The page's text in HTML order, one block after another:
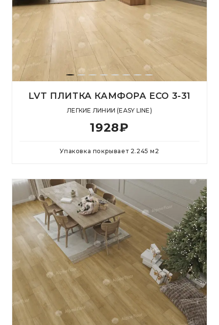
LVT ПЛИТКА КАМФОРА ЕСО 3-31
ЛЕГКИЕ ЛИНИИ (EASY LINE)
1928₽
Упаковка покрывает 2.245 м 2